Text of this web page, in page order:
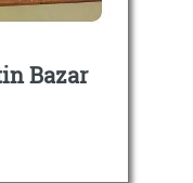
Bazar